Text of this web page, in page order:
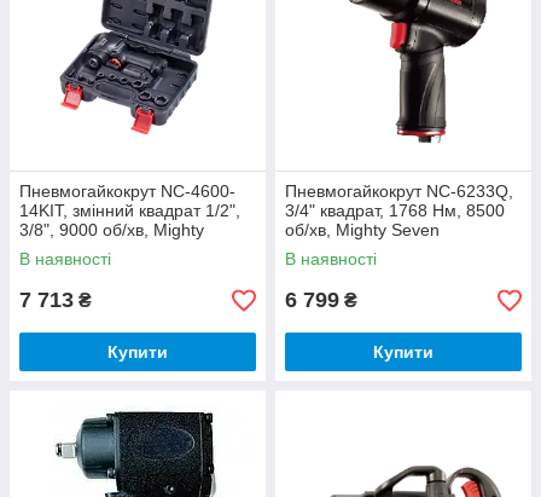
Пневмогайкокрут NC-4600-
14KIT, змінний квадрат 1/2",
3/8", 9000 об/хв, Mighty
Seven
В наявності
7 713 ₴
Купити
Пневмогайкокрут NC-6233Q,
3/4" квадрат, 1768 Нм, 8500
об/хв, Mighty Seven
В наявності
6 799 ₴
Купити